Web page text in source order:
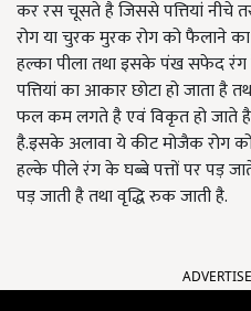
कर रस चूसते है जिससे पत्तियां नीचे
रोग या चुरक मुरक रोग को फैलाने
हल्का पीला तथा इसके पंख सफेद
पत्तियां का आकार छोटा हो जाता है
फल कम लगते है एवं विकृत हो जाते है.
है.इसके अलावा ये कीट मोजैक रोग
हल्के पीले रंग के घब्बे पत्तों पर पड़
पड़ जाती है तथा वृद्धि रुक जाती है.